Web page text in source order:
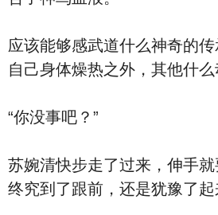
应该能够感武道什么神奇的
自己身体燥热之外，其他什么
“你没事吧？”
苏婉清快步走了过来，伸手
终究到了跟前，还是犹豫了起